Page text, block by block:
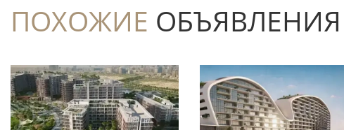
Балкон и терраса расширяют сценарии
поддерживает курортный характер резиденции.
Частичная меблировка может сократить
подготовку квартиры к проживанию.
До аэропорта — 12 км, а ближайшая
ПОХОЖИЕ ОБЪЯВЛЕНИЯ